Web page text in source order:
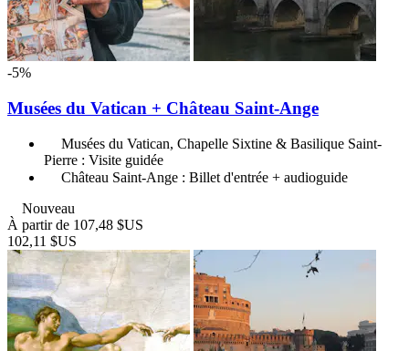
-5%
Musées du Vatican + Château Saint-Ange
Musées du Vatican, Chapelle Sixtine & Basilique Saint-
Pierre : Visite guidée
Château Saint-Ange : Billet d'entrée + audioguide
Nouveau
À partir de 107,48 $US
102,11 $US